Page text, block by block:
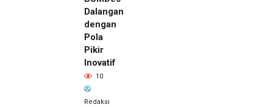
Dalangan
dengan
Pola
Pikir
Inovatif
10
Redaksi